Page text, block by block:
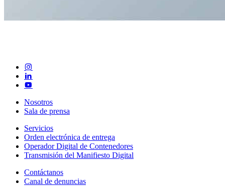
Nosotros
Sala de prensa
Servicios
Orden electrónica de entrega
Operador Digital de Contenedores
Transmisión del Manifiesto Digital
Contáctanos
Canal de denuncias